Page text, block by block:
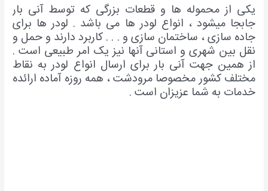
یکی از محموله ها و قطعات بزرگی که توسط آنی بار
جابجا میشود ، انواع لودر ها می باشد . لودر ها برای
جاده سازی ، ساختمان سازی و . . . کاربرد دارند و حمل و
نقل بین شهری و استانی آنها نیز یک امر طبیعی است .
از همین جهت آنی بار برای ارسال انواع لودر به نقاط
مختلف کشور مخصوصا مرودشت ، همه روزه آماده ارائده
خدمات به شما عزیزان است .